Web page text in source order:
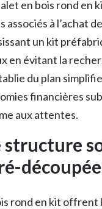
en bois rond en
associés à l’achat
un kit
en évitant la
du plan
financières
aux attentes.
rond en kit